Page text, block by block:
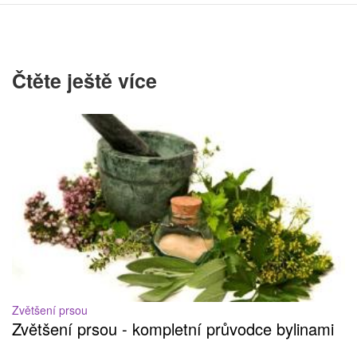
Čtěte ještě více
Zvětšení prsou
Zvětšení prsou - kompletní průvodce bylinami